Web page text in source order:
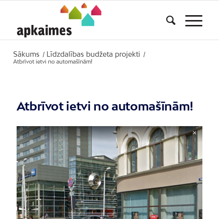
Sākums / Līdzdalības budžeta projekti
/
Atbrīvot ietvi no automašīnām!
Atbrīvot ietvi no automašīnām!